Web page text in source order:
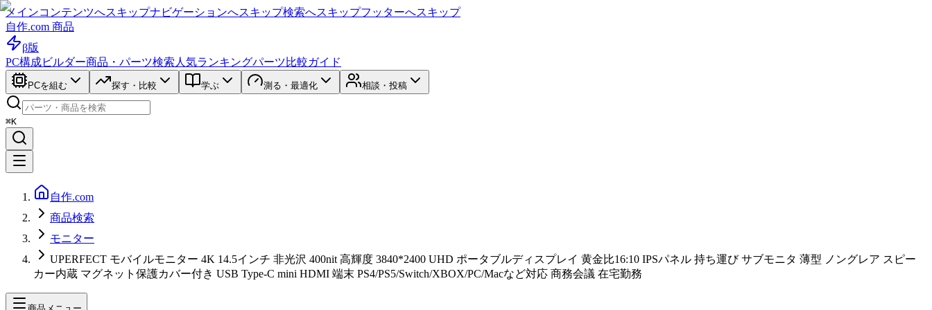
メインコンテンツへスキップナビゲーションへスキップ検索へスキップフッターへスキップ
自作.com 商品
β版
PC構成ビルダー商品・パーツ検索 人気ランキングパーツ比較ガイド
PCを組む 探す・比較 学ぶ 測る・最適化 相談・投稿
⌘K
自作.com
商品検索
モニター
UPERFECT モバイルモニター 4K 14.5インチ 非光沢 400nit 高輝度 3840*2400 UHD ポータブルディスプレイ 黄金比16:10 IPSパネル 持ち運び サブモニタ 薄型 ノングレア スピー
カー内蔵 マグネット保護カバー付き USB Type-C mini HDMI 端末 PS4/PS5/Switch/XBOX/PC/Macなど対応 商務会議 在宅勤務